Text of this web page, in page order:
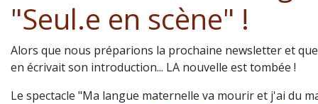
"Seul.e en scène" !
Alors que nous préparions la prochaine newsletter et
en écrivait son introduction... LA nouvelle est tombée !
Le spectacle "Ma langue maternelle va mourir et j'ai du